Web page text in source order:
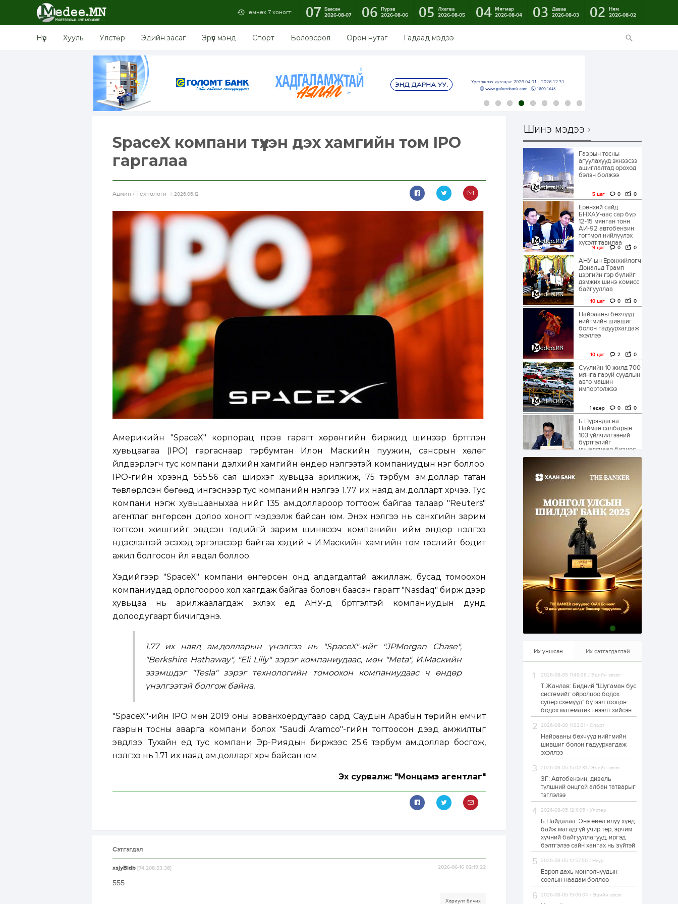
өмнөх 7 хоногт: 07 Баасан
2026-08-07
06 Пүрэв
2026-08-06
05
Лхагва
2026-08-05
04 Мягмар
2026-08-04
03
Даваа
2026-08-03
02
Ням
2026-08-02
Нүүр Хууль Улстөр Эдийн засаг Эрүүл мэнд Спорт Боловсрол Орон нутаг Гадаад мэдээ
SpaceX компани түүхэн дэх хамгийн том IPO
гаргалаа
Aдмин / Технологи 2026.06.12
Америкийн "SpaceX" корпорац пүрэв гарагт хөрөнгийн биржид шинээр бүртгүүлэн
хувьцаагаа (IPO) гаргаснаар тэрбумтан Илон Маскийн пуужин, сансрын хөлөг
үйлдвэрлэгч тус компани дэлхийн хамгийн өндөр үнэлгээтэй компаниудын нэг боллоо.
IPO-гийн хүрээнд 555.56 сая ширхэг хувьцаа арилжиж, 75 тэрбум ам.доллар татан
төвлөрүүлсэн бөгөөд ингэснээр тус компанийн үнэлгээ 1.77 их наяд ам.долларт хүрчээ. Тус
компани нэгж хувьцааныхаа үнийг 135 ам.доллароор тогтоож байгаа талаар "Reuters"
агентлаг өнгөрсөн долоо хоногт мэдээлж байсан юм. Энэхүү үнэлгээ нь санхүүгийн зарим
тогтсон жишгийг эвдсэн төдийгүй зарим шинжээч компанийн ийм өндөр үнэлгээ
үндэслэлтэй эсэхэд эргэлзсээр байгаа хэдий ч И.Маскийн хамгийн том төслийг бодит
ажил болгосон үйл явдал боллоо.
Хэдийгээр "SpaceX" компани өнгөрсөн онд алдагдалтай ажиллаж, бусад томоохон
компаниудад орлогоороо хол хаягдаж байгаа боловч баасан гарагт "Nasdaq" бирж дээр
хувьцаа нь арилжаалагдаж эхлэх үед АНУ-д бүртгэлтэй компаниудын дунд
долоодугаарт бичигдэнэ.
1.77 их наяд ам.долларын үнэлгээ нь "SpaceX"-ийг "JPMorgan Chase",
"Berkshire Hathaway", "Eli Lilly" зэрэг компаниудаас, мөн "Meta", И.Маскийн
эзэмшдэг "Tesla" зэрэг технологийн томоохон компаниудаас ч өндөр
үнэлгээтэй болгож байна.
"SpaceX"-ийн IPO мөн 2019 оны арванхоёрдугаар сард Саудын Арабын төрийн өмчит
газрын тосны аварга компани болох "Saudi Aramco"-гийн тогтоосон дээд амжилтыг
эвдлээ. Тухайн үед тус компани Эр-Риядын биржээс 25.6 тэрбум ам.доллар босгож,
үнэлгээ нь 1.71 их наяд ам.долларт хүрч байсан юм.
Эх сурвалж: "Монцамэ агентлаг"
Сэтгэгдэл
xsjyBldb [74.208.53.38] 2026-06-16 02:19:22
555
Хариулт бичих
Шинэ мэдээ
Газрын тосны
агуулахууд эхнээсээ
ашиглалтад ороход
бэлэн болжээ
5 цаг 0 0
Ерөнхий сайд
БНХАУ-аас сар бүр
12-15 мянган тонн
АИ-92 автобензин
тогтмол нийлүүлэх
хүсэлт тавилаа
9 цаг 0 0
АНУ-ын Ерөнхийлөгч
Дональд Трамп
цэргийн гэр бүлийг
дэмжих шинэ комисс
байгууллаа
10 цаг 0 0
Найрааны бөхчүүд
нийгмийн шившиг
болон гадуурхагдаж
эхэллээ
10 цаг 2 0
Сүүлийн 10 жилд 700
мянга гаруй суудлын
авто машин
импортолжээ
1 өдөр 0 0
Б.Пүрэвдагва:
Найман салбарын
103 үйлчилгээний
бүртгэлийг
цуцалснаар бизнес
эрхлэхэд таатай...
Долдугаар сард
709.503 зөрчил
1 өдөр 0 0
Цалинтай ээжийн 50
мянган төгрөгийн
тэтгэмжийг 500
мянгад хүргэх
өргөдөлд санал авч
эхэлжээ
1 өдөр 2 0
Б.Түмэн-Өлзий: Олон
улсад хуримтлуулсан
мэдлэг, туршлагаа эх
орныхоо хөгжилд
зориулна
Алтны үнэ дөрвөн
өсөж байна
1 өдөр 0
Худалдагч
Н.Амарзаяа:
Дэлгүүрийн 32
хуудастай өрийн
дэвтэр долоо хоногт
л дүүрдэг
1 өдөр
Б.Хулан дэлхийн
аварга боллоо
1 өдөр
намрын экспортын
орлого Монголд
юм
1 өдөр 0
Автомашины улсын
тоогоор төгссөн бол
өнөөдөр шатахуун
авна
Их уншсан Их сэтгэгдэлтэй
2026-08-05 11:49:38 / Эдийн засаг
Т.Жанлав: Бидний "Шугаман бус
системийг ойролцоо бодох
супер схемүүд" бүтээл тооцон
бодох математикт нээлт хийсэн
2026-08-08 11:32:31 / Спорт
Найрааны бөхчүүд нийгмийн
шившиг болон гадуурхагдаж
эхэллээ
2026-08-05 15:02:31 / Эдийн засаг
ЗГ: Автобензин, дизель
түлшний онцгой албан татварыг
тэглэлээ
2026-08-05 12:11:05 / Улстөр
Б.Найдалаа: Энэ өвөл илүү хүнд
байж магадгүй учир төр, эрчим
хүчний байгууллагууд, иргэд
бэлтгэлээ сайн хангах нь зүйтэй
2026-08-05 12:57:50 / Нүүр
Европ дахь монголчуудын
соёлын наадам боллоо
2026-08-05 15:06:04 / Эдийн засаг